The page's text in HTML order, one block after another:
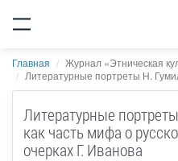
Главная Журнал «Этническая
Литературные портреты Н.
Литературные
как часть мифа о
очерках Г. Иванова